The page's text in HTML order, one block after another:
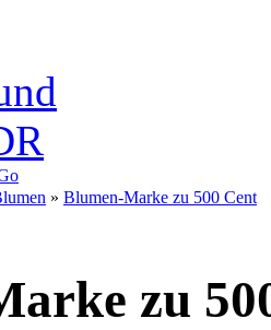
» Blumen-Marke zu 500 Cent
zu